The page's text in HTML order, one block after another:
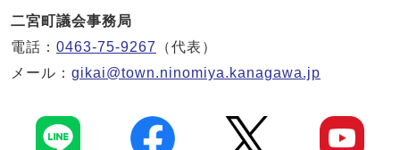
二宮町議会事務局
電話： 0463-75-9267
（代表）
メール： gikai@town.ninomiya.kanagawa.jp